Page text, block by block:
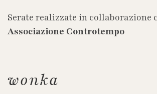
Serate realizzate in collaborazione
Associazione Controtempo
wonka